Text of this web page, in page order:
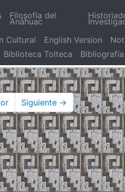
Filosofía del
Anáhuac
Cultural English Version
Biblioteca Tolteca Bibliografía
Siguiente →